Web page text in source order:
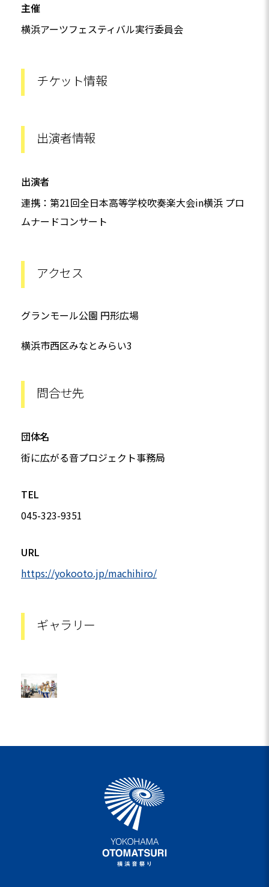
主催
横浜アーツフェスティバル実行委員会
チケット情報
出演者情報
出演者
連携：第21回全日本高等学校吹奏楽大会in横浜 プロ
ムナードコンサート
アクセス
グランモール公園 円形広場
横浜市西区みなとみらい3
問合せ先
団体名
街に広がる音プロジェクト事務局
TEL
045-323-9351
URL
https://yokooto.jp/machihiro/
ギャラリー